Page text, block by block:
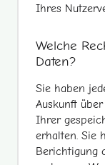
Ihres
Welche
Daten?
Sie haben
Auskunft
Ihrer
erhalten. Sie
Berichtigung